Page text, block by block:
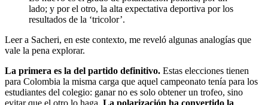
lado; y por el otro, la alta expectativa deportiva por los
resultados de la ‘tricolor’.
Leer a Sacheri, en este contexto, me reveló algunas analogías que
vale la pena explorar.
La primera es la del partido definitivo. Estas elecciones tienen
para Colombia la misma carga que aquel campeonato tenía para los
estudiantes del colegio: ganar no es solo obtener un trofeo, sino
evitar que el otro lo haga. La polarización ha convertido la